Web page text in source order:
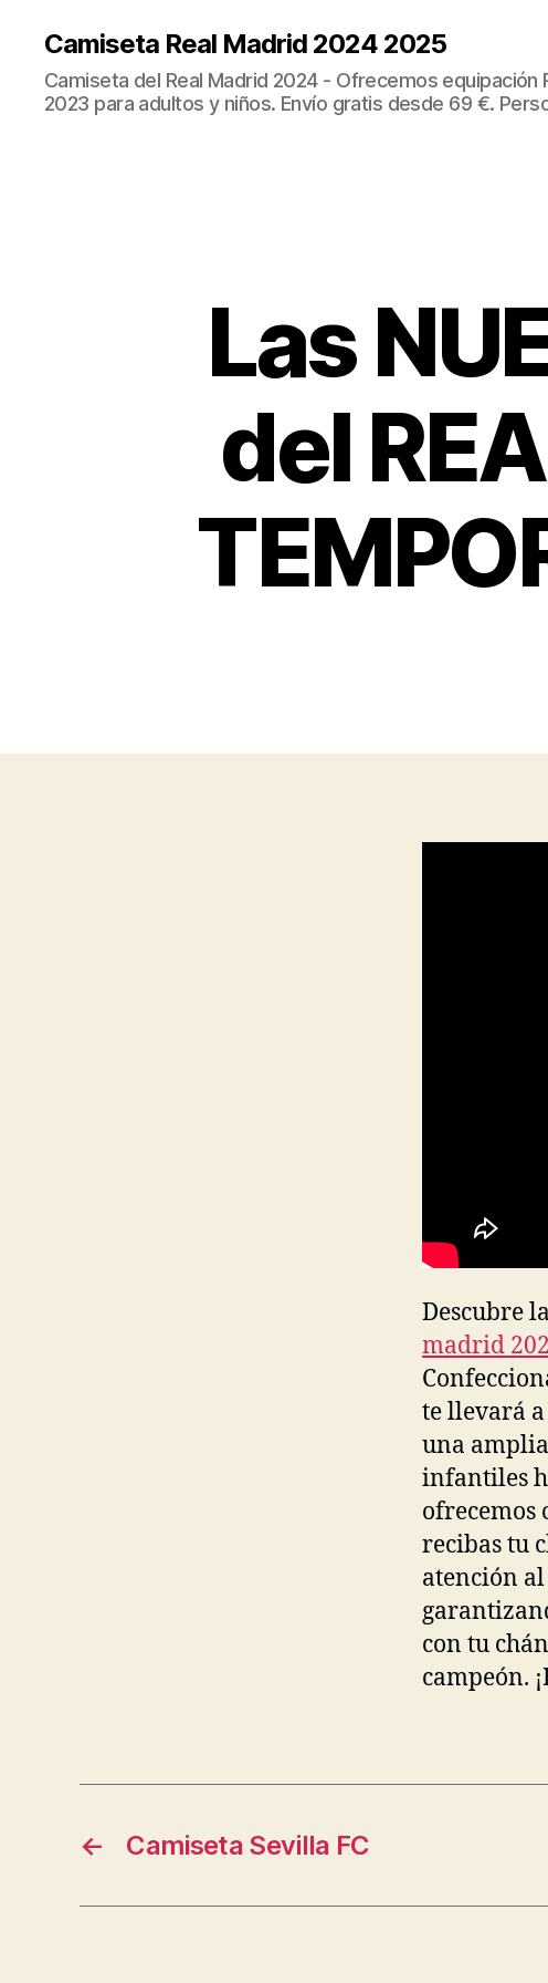
Camiseta Real Madrid 2024 2025
Camiseta del Real Madrid 2024 - Ofrecemos equipación
2023 para adultos y niños. Envío gratis desde 69 €.
Las
del
Descubre
madrid
te llevará
una
infantiles
ofrecemos
recibas tu
atención
con tu
campeón.
← Camiseta Sevilla FC